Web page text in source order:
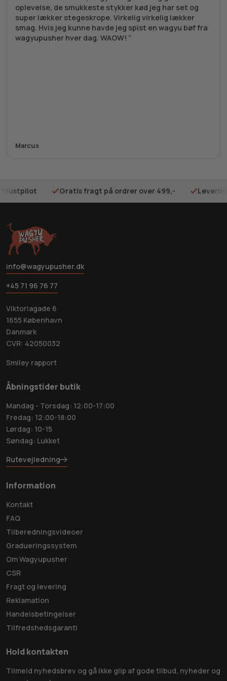
oplevelse, de smukkeste stykker kød jeg har set og
super lækker stegeskrope. Virkelig virkelig lækker
smag. Hvis jeg kunne havde jeg spist en wagyu bøf fra
wagyupusher hver dag. WAOW!
Marcus
Trustpilot Gratis fragt på ordrer over 499,-
info@wagyupusher.dk
+45 71 96 76 77
Viktoriagade 6
1655 København
Danmark
CVR: 42050032
Smiley rapport
Åbningstider butik
Mandag - Torsdag: 12:00-17:00
Fredag: 12:00-18:00
Lørdag: 10-15
Søndag: Lukket
Rutevejledning
Information
Kontakt
FAQ
Tilberedningsvideoer
Gradueringssystem
Om Wagyupusher
CSR
Fragt og levering
Reklamation
Handelsbetingelser
Tilfredshedsgaranti
Hold kontakten
Tilmeld nyhedsbrev og gå ikke glip af gode tilbud, nyheder og